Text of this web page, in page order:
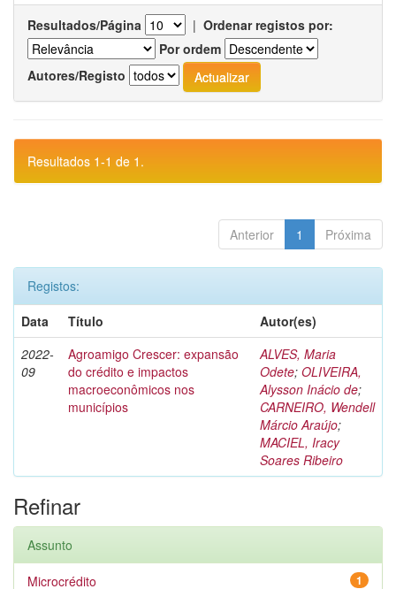
Resultados/Página | Ordenar registos por:
Por ordem
Autores/Registo
Resultados 1-1 de 1.
Anterior 1 Próxima
Registos:
Data
Título
Autor(es)
2022-
09
Agroamigo Crescer: expansão
do crédito e impactos
macroeconômicos nos
municípios
ALVES, Maria
Odete; OLIVEIRA,
Alysson Inácio de;
CARNEIRO, Wendell
Márcio Araújo;
MACIEL, Iracy
Soares Ribeiro
Refinar
Assunto
1
Microcrédito